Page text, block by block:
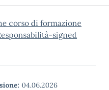
corso di formazione
signed
04.06.2026